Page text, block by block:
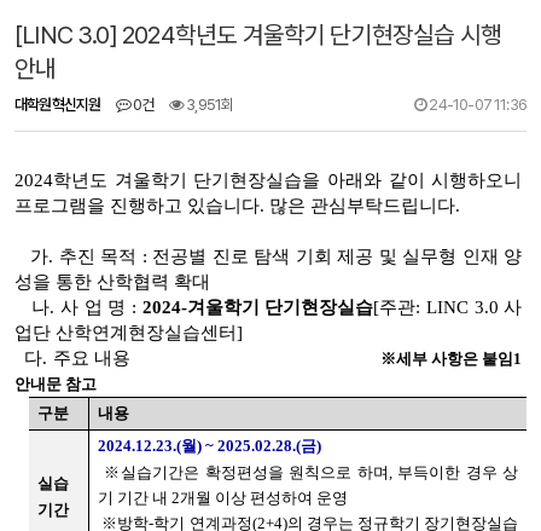
[LINC 3.0] 2024학년도 겨울학기 단기현장실습 시행
안내
대학원혁신지원 0건 3,951회 24-10-07 11:36
2024학년도 겨울학기 단기현장실습을 아래와 같이 시행하오니
프로그램을 진행하고 있습니다. 많은 관심부탁드립니다.
가. 추진 목적 : 전공별 진로 탐색 기회 제공 및 실무형 인재 양
성을 통한 산학협력 확대
나. 사 업 명 : 2024-겨울학기 단기현장실습[주관: LINC 3.0 사
업단 산학연계현장실습센터]
다. 주요 내용
※세부 사항은 붙임1
안내문 참고
구분 내용
실습
기간
2024.12.23.(월) ~ 2025.02.28.(금)
※실습기간은 확정편성을 원칙으로 하며, 부득이한 경우 상
기 기간 내 2개월 이상 편성하여 운영
※방학-학기 연계과정(2+4)의 경우는 정규학기 장기현장실습